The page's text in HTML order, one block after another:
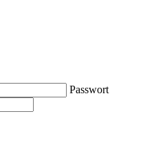
Passwort